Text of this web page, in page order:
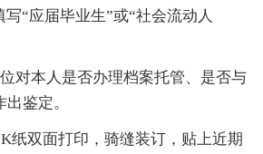
“应届毕业生”或“社会流动人
本人是否办理档案托管、是否与
鉴定。
双面打印，骑缝装订，贴上近期